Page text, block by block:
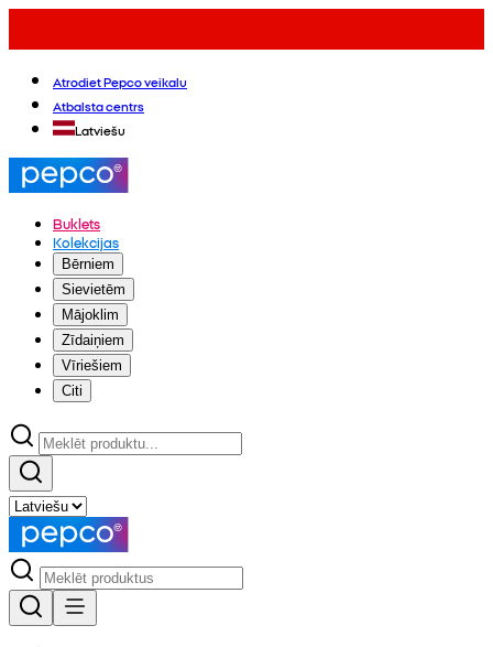
Atrodiet Pepco veikalu
Atbalsta centrs
Latviešu
Buklets
Kolekcijas
Bērniem
Sievietēm
Mājoklim
Zīdaiņiem
Vīriešiem
Citi